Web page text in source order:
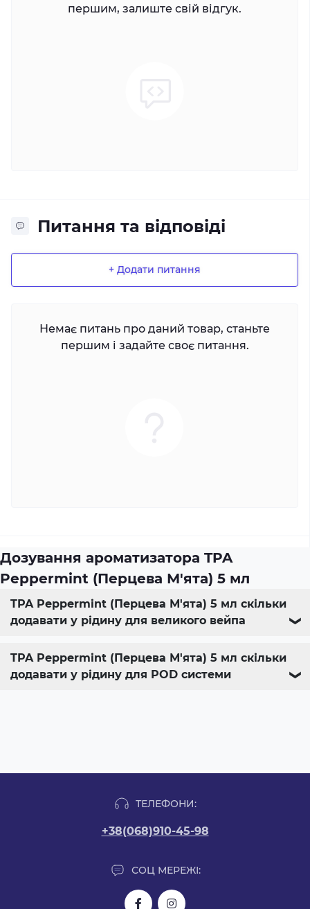
першим, залиште свій відгук.
Питання та відповіді
+ Додати питання
Немає питань про даний товар, станьте
першим і задайте своє питання.
Дозування ароматизатора TPA
Peppermint (Перцева М'ята) 5 мл
TPA Peppermint (Перцева М'ята) 5 мл скільки
додавати у рідину для великого вейпа
❯
TPA Peppermint (Перцева М'ята) 5 мл скільки
додавати у рідину для POD системи
❯
ТЕЛЕФОНИ:
+38(068)910-45-98
СОЦ МЕРЕЖІ: